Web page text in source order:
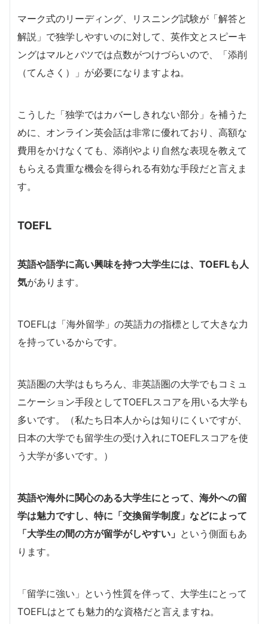
マーク式のリーディング、リスニング試験が「解答と
解説」で独学しやすいのに対して、英作文とスピーキ
ングはマルとバツでは点数がつけづらいので、「添削
（てんさく）」が必要になりますよね。
こうした「独学ではカバーしきれない部分」を補うた
めに、オンライン英会話は非常に優れており、高額な
費用をかけなくても、添削やより自然な表現を教えて
もらえる貴重な機会を得られる有効な手段だと言えま
す。
TOEFL
英語や語学に高い興味を持つ大学生には、TOEFLも人
気があります。
TOEFLは「海外留学」の英語力の指標として大きな力
を持っているからです。
英語圏の大学はもちろん、非英語圏の大学でもコミュ
ニケーション手段としてTOEFLスコアを用いる大学も
多いです。（私たち日本人からは知りにくいですが、
日本の大学でも留学生の受け入れにTOEFLスコアを使
う大学が多いです。）
英語や海外に関心のある大学生にとって、海外への留
学は魅力ですし、特に「交換留学制度」などによって
「大学生の間の方が留学がしやすい」 という側面もあ
ります。
「留学に強い」という性質を伴って、大学生にとって
TOEFLはとても魅力的な資格だと言えますね。